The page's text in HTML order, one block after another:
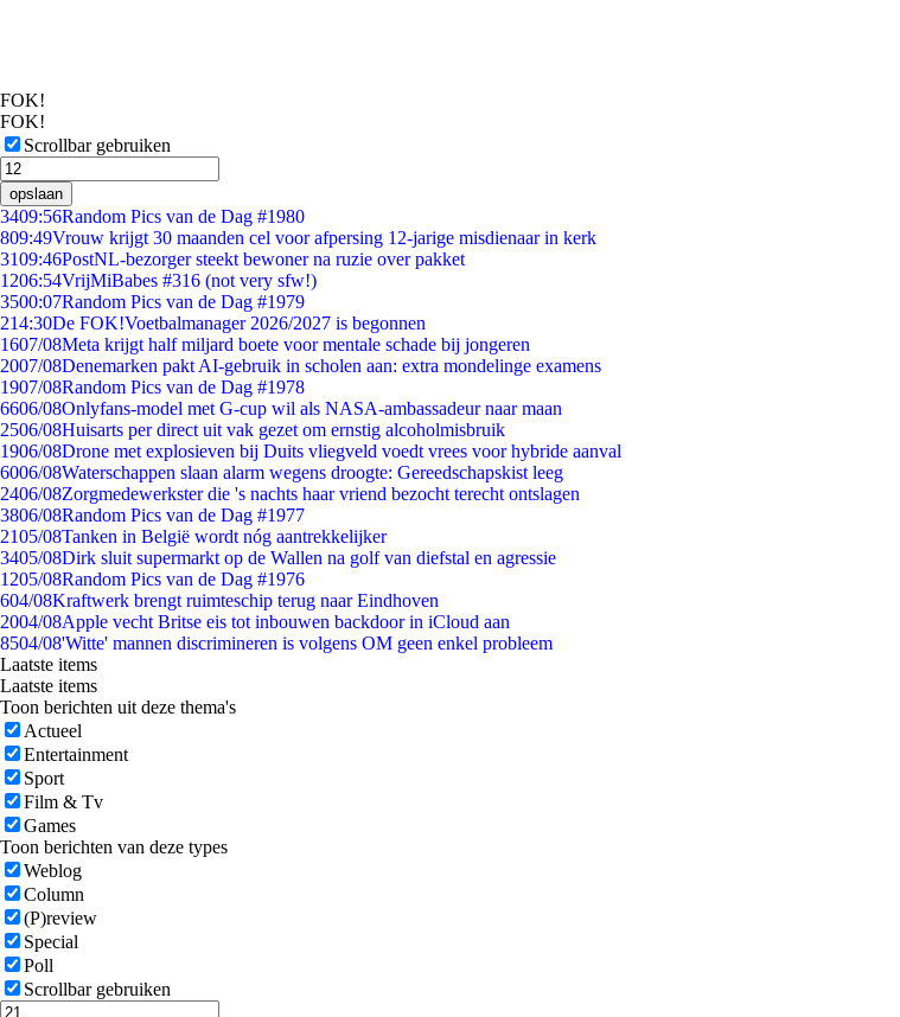
FOK!
FOK!
Scrollbar gebruiken
opslaan
3409:56Random Pics van de Dag #1980
809:49Vrouw krijgt 30 maanden cel voor afpersing 12-jarige misdienaar in kerk
3109:46PostNL-bezorger steekt bewoner na ruzie over pakket
1206:54VrijMiBabes #316 (not very sfw!)
3500:07Random Pics van de Dag #1979
214:30De FOK!Voetbalmanager 2026/2027 is begonnen
1607/08Meta krijgt half miljard boete voor mentale schade bij jongeren
2007/08Denemarken pakt AI-gebruik in scholen aan: extra mondelinge examens
1907/08Random Pics van de Dag #1978
6606/08Onlyfans-model met G-cup wil als NASA-ambassadeur naar maan
2506/08Huisarts per direct uit vak gezet om ernstig alcoholmisbruik
1906/08Drone met explosieven bij Duits vliegveld voedt vrees voor hybride aanval
6006/08Waterschappen slaan alarm wegens droogte: Gereedschapskist leeg
2406/08Zorgmedewerkster die 's nachts haar vriend bezocht terecht ontslagen
3806/08Random Pics van de Dag #1977
2105/08Tanken in België wordt nóg aantrekkelijker
3405/08Dirk sluit supermarkt op de Wallen na golf van diefstal en agressie
1205/08Random Pics van de Dag #1976
604/08Kraftwerk brengt ruimteschip terug naar Eindhoven
2004/08Apple vecht Britse eis tot inbouwen backdoor in iCloud aan
8504/08'Witte' mannen discrimineren is volgens OM geen enkel probleem
Laatste items
Laatste items
Toon berichten uit deze thema's
Actueel
Entertainment
Sport
Film & Tv
Games
Toon berichten van deze types
Weblog
Column
(P)review
Special
Poll
Scrollbar gebruiken